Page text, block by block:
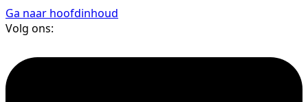
Ga naar hoofdinhoud
Volg ons: